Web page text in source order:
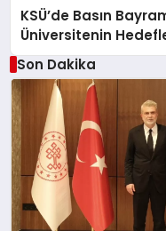
KSÜ’de Basın
Üniversitenin
Son Dakika